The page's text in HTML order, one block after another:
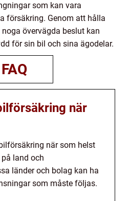
som kan vara
försäkring. Genom att hålla
övervägda beslut kan
för sin bil och sina ägodelar.
FAQ
när
när som helst
land och
länder och bolag kan ha
som måste följas.